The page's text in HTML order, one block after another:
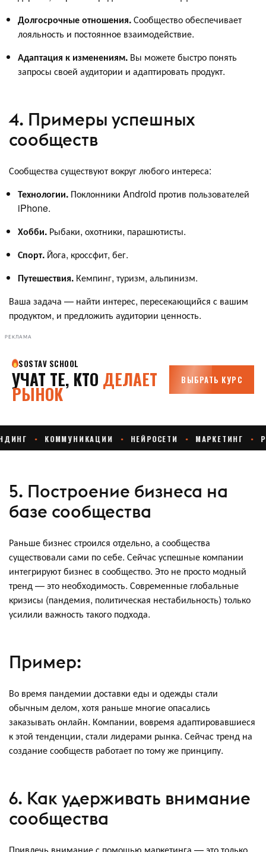
Долгосрочные отношения.Сообщество обеспечивает
лояльность и постоянное взаимодействие.
Адаптация к изменениям. Вы можете быстро понять
запросы своей аудитории и адаптировать продукт.
4. Примеры успешных
сообществ
Сообщества существуют вокруг любого интереса:
Технологии. Поклонники Android против пользователей
iPhone.
Хобби. Рыбаки, охотники, парашютисты.
Спорт. Йога, кроссфит, бег.
Путешествия. Кемпинг, туризм, альпинизм.
Ваша задача — найти интерес, пересекающийся с вашим
продуктом, и предложить аудитории ценность.
РЕКЛАМА
5. Построение бизнеса на
базе сообщества
Раньше бизнес строился отдельно, а сообщества
существовали сами по себе. Сейчас успешные компании
интегрируют бизнес в сообщество. Это не просто модный
тренд — это необходимость. Современные глобальные
кризисы (пандемия, политическая нестабильность) только
усилили важность такого подхода.
Пример:
Во время пандемии доставки еды и одежды стали
обычным делом, хотя раньше многие опасались
заказывать онлайн. Компании, вовремя адаптировавшиеся
к этой тенденции, стали лидерами рынка. Сейчас тренд на
создание сообществ работает по тому же принципу.
6. Как удерживать внимание
сообщества
Привлечь внимание с помощью маркетинга — это только